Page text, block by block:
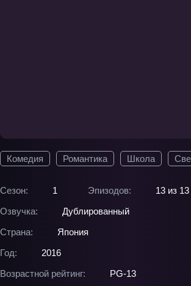
Комедия Романтика Школа
Сезон: 1 Эпизодов:
13 из 13
Озвучка:
Дублированный
Страна:
Япония
Год:
2016
Возрастной рейтинг:
PG-13